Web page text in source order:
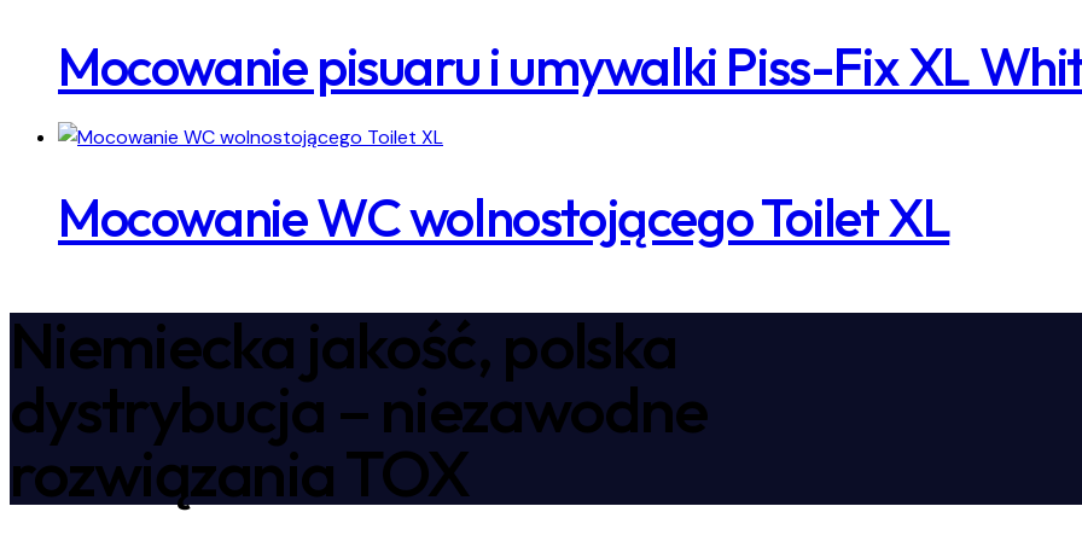
Mocowanie pisuaru i umywalki Piss-Fix XL
Mocowanie WC wolnostojącego Toilet XL
Niemiecka jakość, polska
dystrybucja – niezawodne
rozwiązania TOX